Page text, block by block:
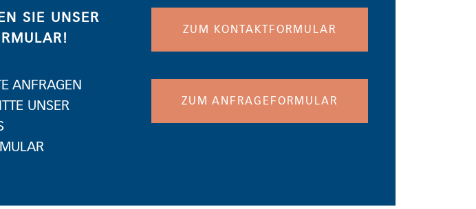
SIE UNSER
ANFRAGEN
UNSER
ZUM KONTAKTFORMULAR
ZUM ANFRAGEFORMULAR